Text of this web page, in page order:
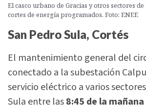
El casco urbano de Gracias y otros sectores
cortes de energía programados. Foto: ENEE
San Pedro Sula, Cortés
El mantenimiento general del
conectado a la subestación
servicio eléctrico a varios
Sula entre las8:45 de la